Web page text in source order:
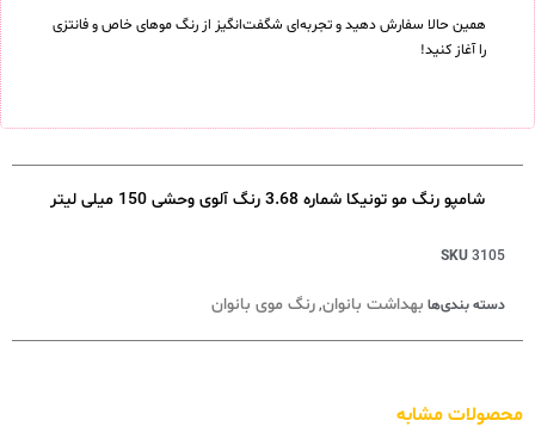
همین حالا سفارش دهید و تجربه‌ای شگفت‌انگیز از رنگ موهای خاص و فانتزی
را آغاز کنید!
شامپو رنگ مو تونیکا شماره 3.68 رنگ آلوی وحشی 150 میلی لیتر
SKU3105
دسته بندی‌ها بهداشت بانوان,رنگ موی بانوان
محصولات مشابه